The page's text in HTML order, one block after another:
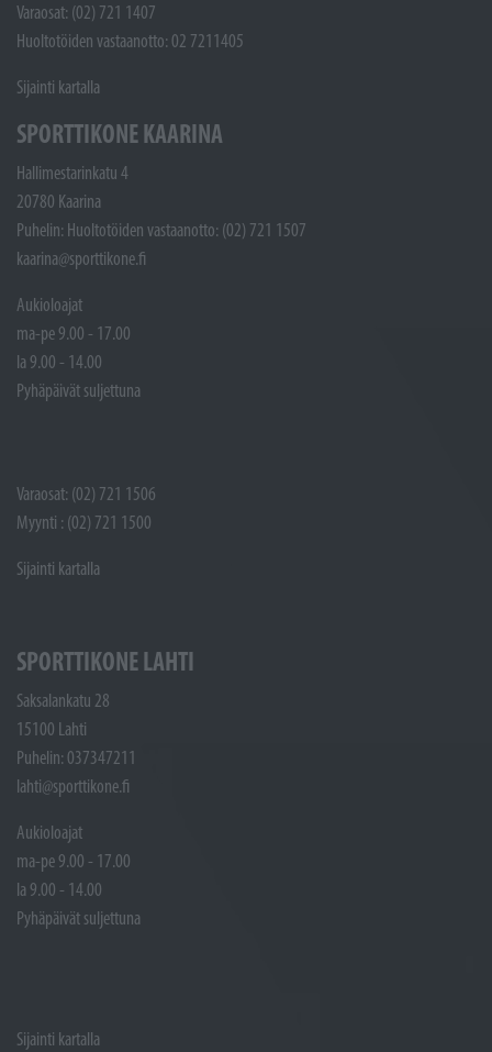
Varaosat: (02) 721 1407
Huoltotöiden vastaanotto: 02 7211405
Sijainti kartalla
SPORTTIKONE KAARINA
Hallimestarinkatu 4
20780 Kaarina
Puhelin: Huoltotöiden vastaanotto: (02) 721 1507
kaarina@sporttikone.fi
Aukioloajat
ma-pe 9.00 - 17.00
la 9.00 - 14.00
Pyhäpäivät suljettuna
Varaosat: (02) 721 1506
Myynti : (02) 721 1500
Sijainti kartalla
SPORTTIKONE LAHTI
Saksalankatu 28
15100 Lahti
Puhelin: 037347211
lahti@sporttikone.fi
Aukioloajat
ma-pe 9.00 - 17.00
la 9.00 - 14.00
Pyhäpäivät suljettuna
Sijainti kartalla